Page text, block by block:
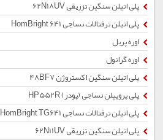
پلی اتیلن سنگین تزریقی 62N18UV
پلی اتیلن ترفتالات نساجی HomBright 641
اوره پریل
اوره گرانول
پلی اتیلن سنگین اکستروژن 48BF7
پلی پروپیلن نساجی (پودر) HP552R
پلی اتیلن ترفتالات نساجی HomBright TG641
پلی اتیلن سنگین تزریقی 62N11UV